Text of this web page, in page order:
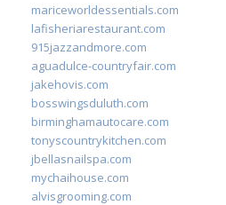
mariceworldessentials.com
lafisheriarestaurant.com
915jazzandmore.com
aguadulce-countryfair.com
jakehovis.com
bosswingsduluth.com
birminghamautocare.com
tonyscountrykitchen.com
jbellasnailspa.com
mychaihouse.com
alvisgrooming.com